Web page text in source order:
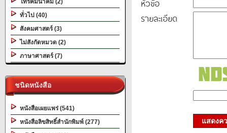
โทรคมนาคม (2)
ทั่วไป (40)
สังคมศาสตร์ (3)
ไม่สังกัดหมวด (2)
ภาษาศาสตร์ (7)
ชนิดหนังสือ
หนังสือเผยแพร่ (541)
หนังสือลิขสิทธิ์สำนักพิมพ์ (277)
หัวข้อ
รายละเอียด
แสดงค